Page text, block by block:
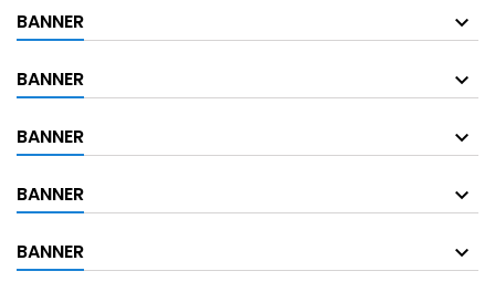
BANNER
BANNER
BANNER
BANNER
BANNER